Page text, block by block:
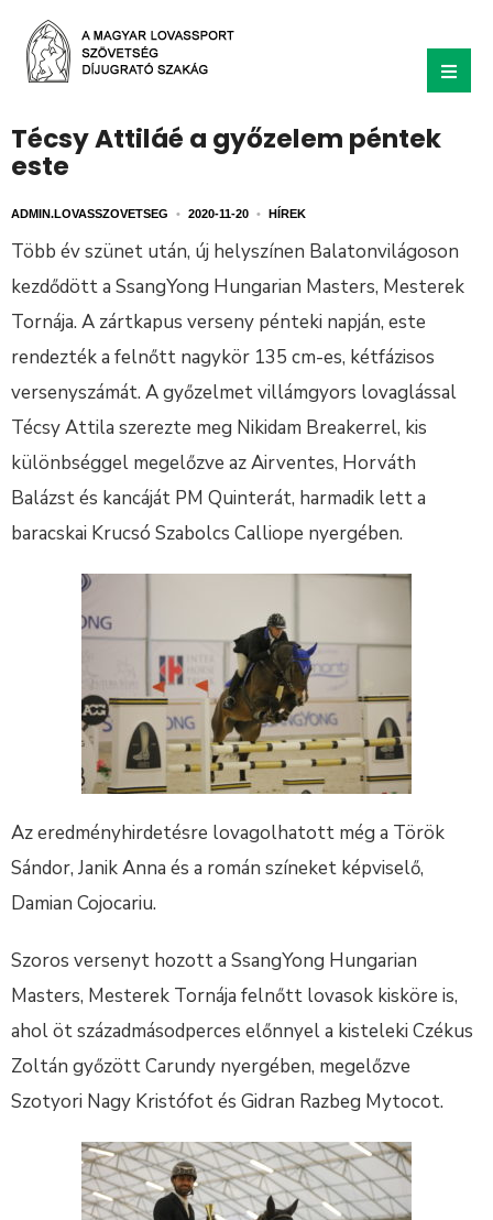
Técsy Attiláé a győzelem péntek
este
ADMIN.LOVASSZOVETSEG • 2020-11-20 • HÍREK
Több év szünet után, új helyszínen Balatonvilágoson
kezdődött a SsangYong Hungarian Masters, Mesterek
Tornája. A zártkapus verseny pénteki napján, este
rendezték a felnőtt nagykör 135 cm-es, kétfázisos
versenyszámát. A győzelmet villámgyors lovaglással
Técsy Attila szerezte meg Nikidam Breakerrel, kis
különbséggel megelőzve az Airventes, Horváth
Balázst és kancáját PM Quinterát, harmadik lett a
baracskai Krucsó Szabolcs Calliope nyergében.
Az eredményhirdetésre lovagolhatott még a Török
Sándor, Janik Anna és a román színeket képviselő,
Damian Cojocariu.
Szoros versenyt hozott a SsangYong Hungarian
Masters, Mesterek Tornája felnőtt lovasok kisköre is,
ahol öt századmásodperces előnnyel a kisteleki Czékus
Zoltán győzött Carundy nyergében, megelőzve
Szotyori Nagy Kristófot és Gidran Razbeg Mytocot.